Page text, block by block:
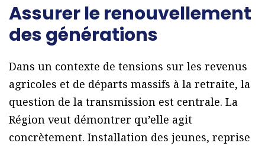
Assurer le renouvellement
des générations
Dans un contexte de tensions sur les revenus
agricoles et de départs massifs à la retraite, la
question de la transmission est centrale. La
Région veut démontrer qu’elle agit
concrètement. Installation des jeunes, reprise